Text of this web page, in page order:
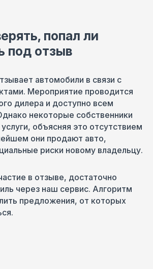
попал ли
под отзыв
автомобили в связи с
Мероприятие проводится
дилера и доступно всем
некоторые собственники
объясняя это отсутствием
они продают авто,
риски новому владельцу.
в отзыве, достаточно
через наш сервис. Алгоритм
предложения, от которых